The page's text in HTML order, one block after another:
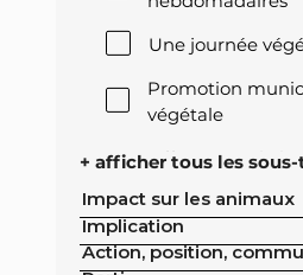
Une journée
Promotion
végétale
Offre végétale
Exclusion de
publics de la ville
+ afficher tous les
Impact sur les animaux
Implication
Action, position,